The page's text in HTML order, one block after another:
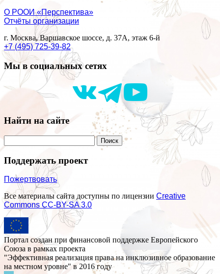
О РООИ «Перспектива»
Отчёты организации
г. Москва, Варшавское шоссе, д. 37А, этаж 6-й
+7 (495) 725-39-82
Мы в социальных сетях
Найти на сайте
Поддержать проект
Пожертвовать
Все материалы сайта доступны по лицензии Creative
Commons СС-BY-SA 3.0
Портал создан при финансовой поддержке Европейского
Союза в рамках проекта
"Эффективная реализация права на инклюзивное образование
на местном уровне" в 2016 году